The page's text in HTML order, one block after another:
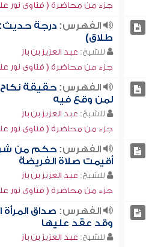
جزء من محاضرة ( فتاوى نور على
الفهرس: درجة
طلاق)
للشيخ: عبد العزيز بن باز
جزء من محاضرة ( فتاوى نور على
الفهرس: حقيقة
لمن وقع فيه
للشيخ: عبد العزيز بن باز
جزء من محاضرة ( فتاوى نور على
الفهرس: حكم من
أقيمت صلاة الفريضة
للشيخ: عبد العزيز بن باز
جزء من محاضرة ( فتاوى نور على
الفهرس: صداق
وقد عقد عليها
للشيخ: عبد العزيز بن باز